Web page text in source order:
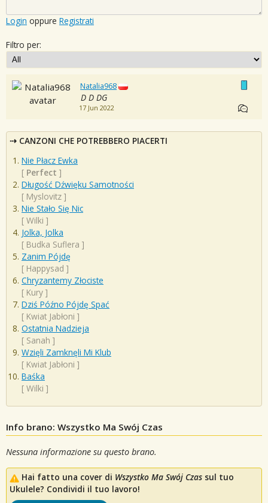
Login oppure Registrati
Filtro per:
Natalia968
D D DG
17 Jun 2022
CANZONI CHE POTREBBERO PIACERTI
Nie Płacz Ewka
[ Perfect ]
Długość Dźwięku Samotności
[ Myslovitz ]
Nie Stało Się Nic
[ Wilki ]
Jolka, Jolka
[ Budka Suflera ]
Zanim Pójdę
[ Happysad ]
Chryzantemy Złociste
[ Kury ]
Dziś Późno Pójdę Spać
[ Kwiat Jabłoni ]
Ostatnia Nadzieja
[ Sanah ]
Wzięli Zamknęli Mi Klub
[ Kwiat Jabłoni ]
Baśka
[ Wilki ]
Info brano: Wszystko Ma Swój Czas
Nessuna informazione su questo brano.
Hai fatto una cover di Wszystko Ma Swój Czas sul tuo
Ukulele? Condividi il tuo lavoro!